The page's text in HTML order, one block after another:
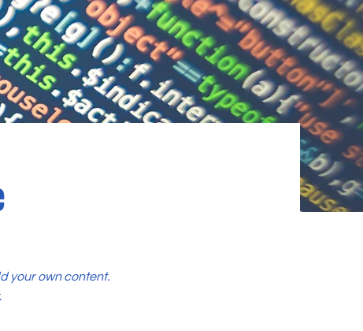
your own content.